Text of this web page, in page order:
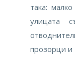
така:
улицата
прозорци и